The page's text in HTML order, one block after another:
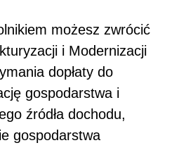
możesz zwrócić
i Modernizacji
dopłaty do
gospodarstwa i
źródła dochodu,
gospodarstwa